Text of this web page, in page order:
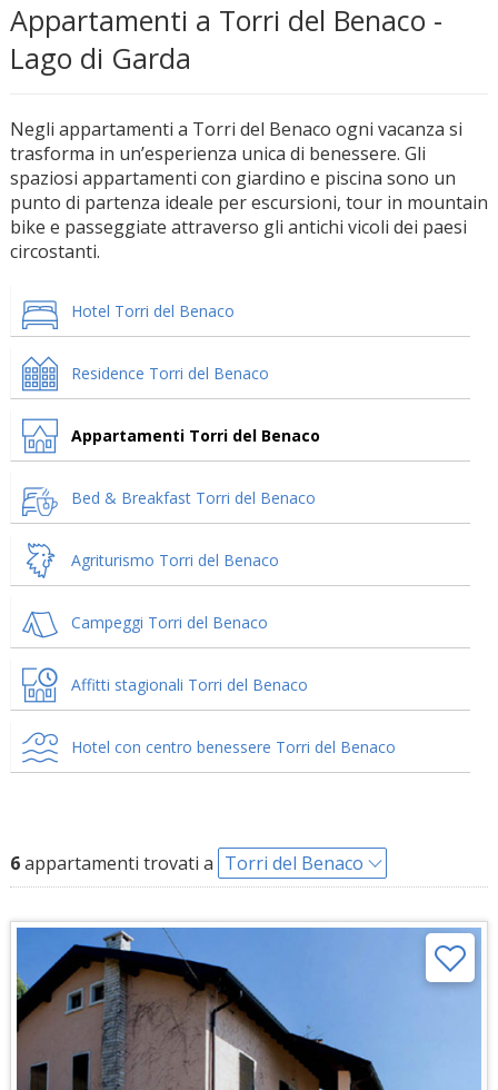
Appartamenti a Torri del Benaco -
Lago di Garda
Negli appartamenti a Torri del Benaco ogni vacanza si
trasforma in un’esperienza unica di benessere. Gli
spaziosi appartamenti con giardino e piscina sono un
punto di partenza ideale per escursioni, tour in mountain
bike e passeggiate attraverso gli antichi vicoli dei paesi
circostanti.
Hotel Torri del Benaco
Residence Torri del Benaco
Appartamenti Torri del Benaco
Bed & Breakfast Torri del Benaco
Agriturismo Torri del Benaco
Campeggi Torri del Benaco
Affitti stagionali Torri del Benaco
Hotel con centro benessere Torri del Benaco
6appartamenti trovati a Torri del Benaco